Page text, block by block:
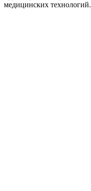
медицинских технологий.